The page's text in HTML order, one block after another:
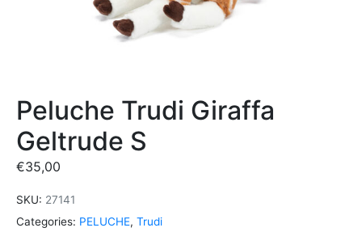
Peluche Trudi Giraffa
Geltrude S
€35,00
SKU: 27141
Categories: PELUCHE, Trudi